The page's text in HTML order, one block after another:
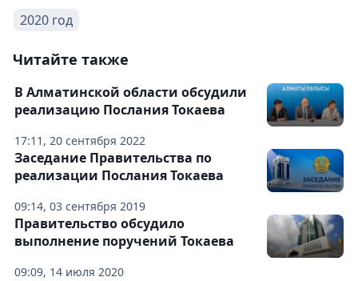
2020 год
Читайте также
17:11, 20 сентября 2022
В Алматинской области обсудили
реализацию Послания Токаева
09:14, 03 сентября 2019
Заседание Правительства по
реализации Послания Токаева
09:09, 14 июля 2020
Правительство обсудило
выполнение поручений Токаева